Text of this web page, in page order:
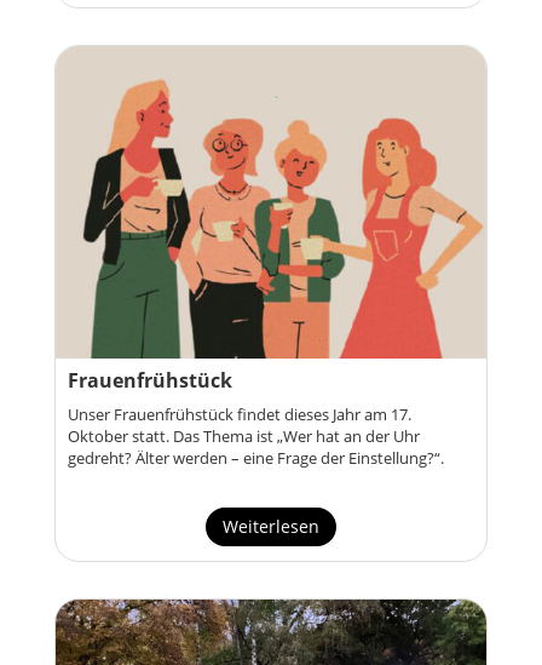
Frauenfrühstück
Unser Frauenfrühstück findet dieses Jahr am 17.
Oktober statt. Das Thema ist „Wer hat an der Uhr
gedreht? Älter werden – eine Frage der Einstellung?“.
Weiterlesen